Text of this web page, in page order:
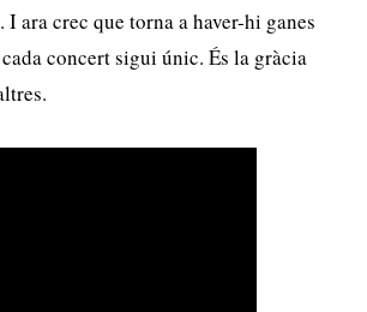
ara crec que torna a haver-hi ganes
concert sigui únic. És la gràcia